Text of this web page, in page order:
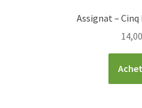
Assignat – Cinq
14,00